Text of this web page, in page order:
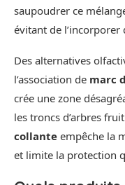
saupoudrer ce
évitant de
Des alternatives
l’association de marc
crée une zone
les troncs d’arbres
collante empêche la
et limite la protection